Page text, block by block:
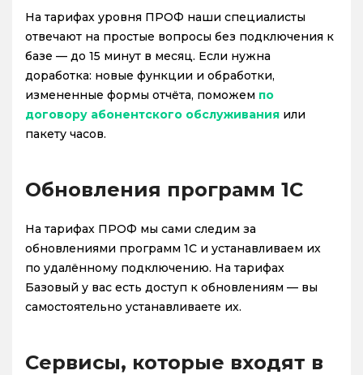
На тарифах уровня ПРОФ наши специалисты
отвечают на простые вопросы без подключения к
базе — до 15 минут в месяц. Если нужна
доработка: новые функции и обработки,
измененные формы отчёта, поможем по
договору абонентского обслуживания или
пакету часов.
Обновления программ 1С
На тарифах ПРОФ мы сами следим за
обновлениями программ 1С и устанавливаем их
по удалённому подключению. На тарифах
Базовый у вас есть доступ к обновлениям — вы
самостоятельно устанавливаете их.
Сервисы, которые входят в